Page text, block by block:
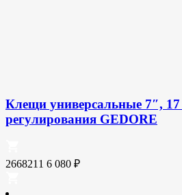
Клещи универсальные 7″, 17
регулирования GEDORE
2668211 6 080 ₽